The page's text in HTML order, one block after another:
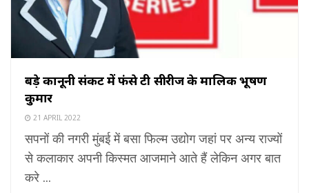
बड़े कानूनी संकट में फंसे टी सीरीज के मालिक भूषण
कुमार
21 APRIL 2022
सपनों की नगरी मुंबई में बसा फिल्म उद्योग जहां पर अन्य राज्यों
से कलाकार अपनी किस्मत आजमाने आते हैं लेकिन अगर बात
करे ...